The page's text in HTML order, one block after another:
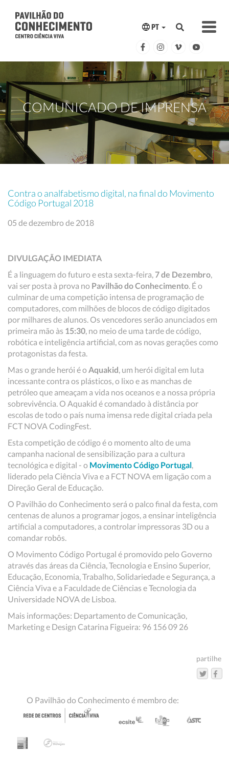
PT
COMUNICADO DE IMPRENSA
Contra o analfabetismo digital, na final do Movimento
Código Portugal 2018
05 de dezembro de 2018
DIVULGAÇÃO IMEDIATA
É a linguagem do futuro e esta sexta-feira, 7 de Dezembro,
vai ser posta à prova no Pavilhão do Conhecimento. É o
culminar de uma competição intensa de programação de
computadores, com milhões de blocos de código digitados
por milhares de alunos. Os vencedores serão anunciados em
primeira mão às 15:30, no meio de uma tarde de código,
robótica e inteligência artificial, com as novas gerações como
protagonistas da festa.
Mas o grande herói é o Aquakid, um herói digital em luta
incessante contra os plásticos, o lixo e as manchas de
petróleo que ameaçam a vida nos oceanos e a nossa própria
sobrevivência. O Aquakid é comandado à distância por
escolas de todo o país numa imensa rede digital criada pela
FCT NOVA CodingFest.
Esta competição de código é o momento alto de uma
campanha nacional de sensibilização para a cultura
tecnológica e digital - o Movimento Código Portugal,
liderado pela Ciência Viva e a FCT NOVA em ligação com a
Direção Geral de Educação.
O Pavilhão do Conhecimento será o palco final da festa, com
centenas de alunos a programar jogos, a ensinar inteligência
artificial a computadores, a controlar impressoras 3D ou a
comandar robôs.
O Movimento Código Portugal é promovido pelo Governo
através das áreas da Ciência, Tecnologia e Ensino Superior,
Educação, Economia, Trabalho, Solidariedade e Segurança, a
Ciência Viva e a Faculdade de Ciências e Tecnologia da
Universidade NOVA de Lisboa.
Mais informações: Departamento de Comunicação,
Marketing e Design Catarina Figueira: 96 156 09 26
partilhe
O Pavilhão do Conhecimento é membro de: